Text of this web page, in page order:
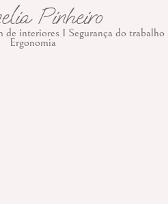
Pinheiro
de interiores I Segurança do trabalho
Ergonomia